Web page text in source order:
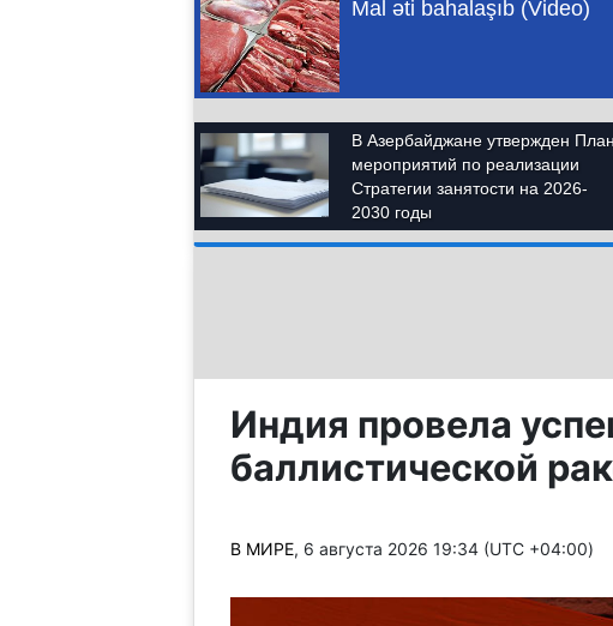
Индия провела
баллистической
В МИРЕ, 6 августа 2026 19:34 (UTC +04:00)